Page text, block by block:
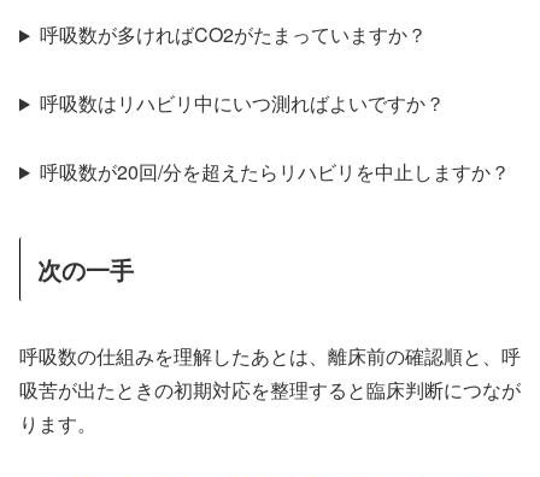
呼吸数が多ければCO2がたまっていますか？
呼吸数はリハビリ中にいつ測ればよいですか？
呼吸数が20回/分を超えたらリハビリを中止しますか？
次の一手
呼吸数の仕組みを理解したあとは、離床前の確認順と、呼
吸苦が出たときの初期対応を整理すると臨床判断につなが
ります。